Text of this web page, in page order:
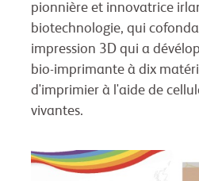
pionnière et innovatrice
biotechnologie, qui
impression 3D qui a
bio-imprimante à dix
d'imprimier à l'aide de
vivantes.